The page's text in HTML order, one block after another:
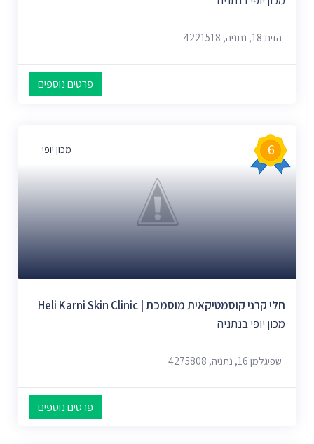
הזית 18, נתניה, 4221518
פרטים נוספים
מכון יופי 6
חלי קרני קוסמטיקאית מוסמכת | Heli Karni Skin Clinic
מכון יופי בנתניה
שפיגלמן 16, נתניה, 4275808
פרטים נוספים